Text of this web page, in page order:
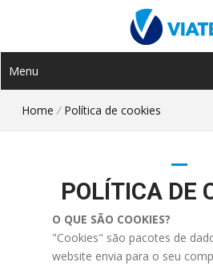
Menu
Home / Política de cookies
POLÍTICA DE
O QUE SÃO COOKIES?
"Cookies" são pacotes de
website envia para o seu